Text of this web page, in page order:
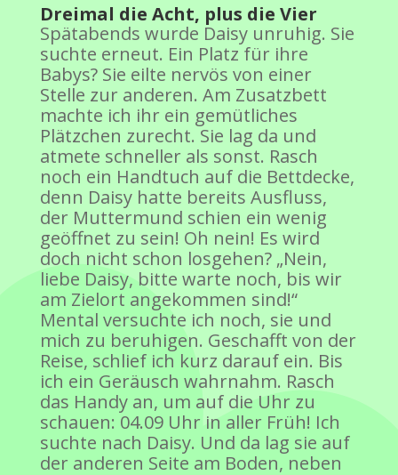
Dreimal die Acht, plus die Vier
Spätabends wurde Daisy unruhig. Sie
suchte erneut. Ein Platz für ihre
Babys? Sie eilte nervös von einer
Stelle zur anderen. Am Zusatzbett
machte ich ihr ein gemütliches
Plätzchen zurecht. Sie lag da und
atmete schneller als sonst. Rasch
noch ein Handtuch auf die Bettdecke,
denn Daisy hatte bereits Ausfluss,
der Muttermund schien ein wenig
geöffnet zu sein! Oh nein! Es wird
doch nicht schon losgehen? „Nein,
liebe Daisy, bitte warte noch, bis wir
am Zielort angekommen sind!“
Mental versuchte ich noch, sie und
mich zu beruhigen. Geschafft von der
Reise, schlief ich kurz darauf ein. Bis
ich ein Geräusch wahrnahm. Rasch
das Handy an, um auf die Uhr zu
schauen: 04.09 Uhr in aller Früh! Ich
suchte nach Daisy. Und da lag sie auf
der anderen Seite am Boden, neben